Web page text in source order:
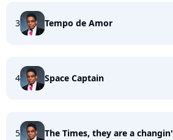
3 Tempo de Amor
4 Space Captain
5 The Times, they are a changin'